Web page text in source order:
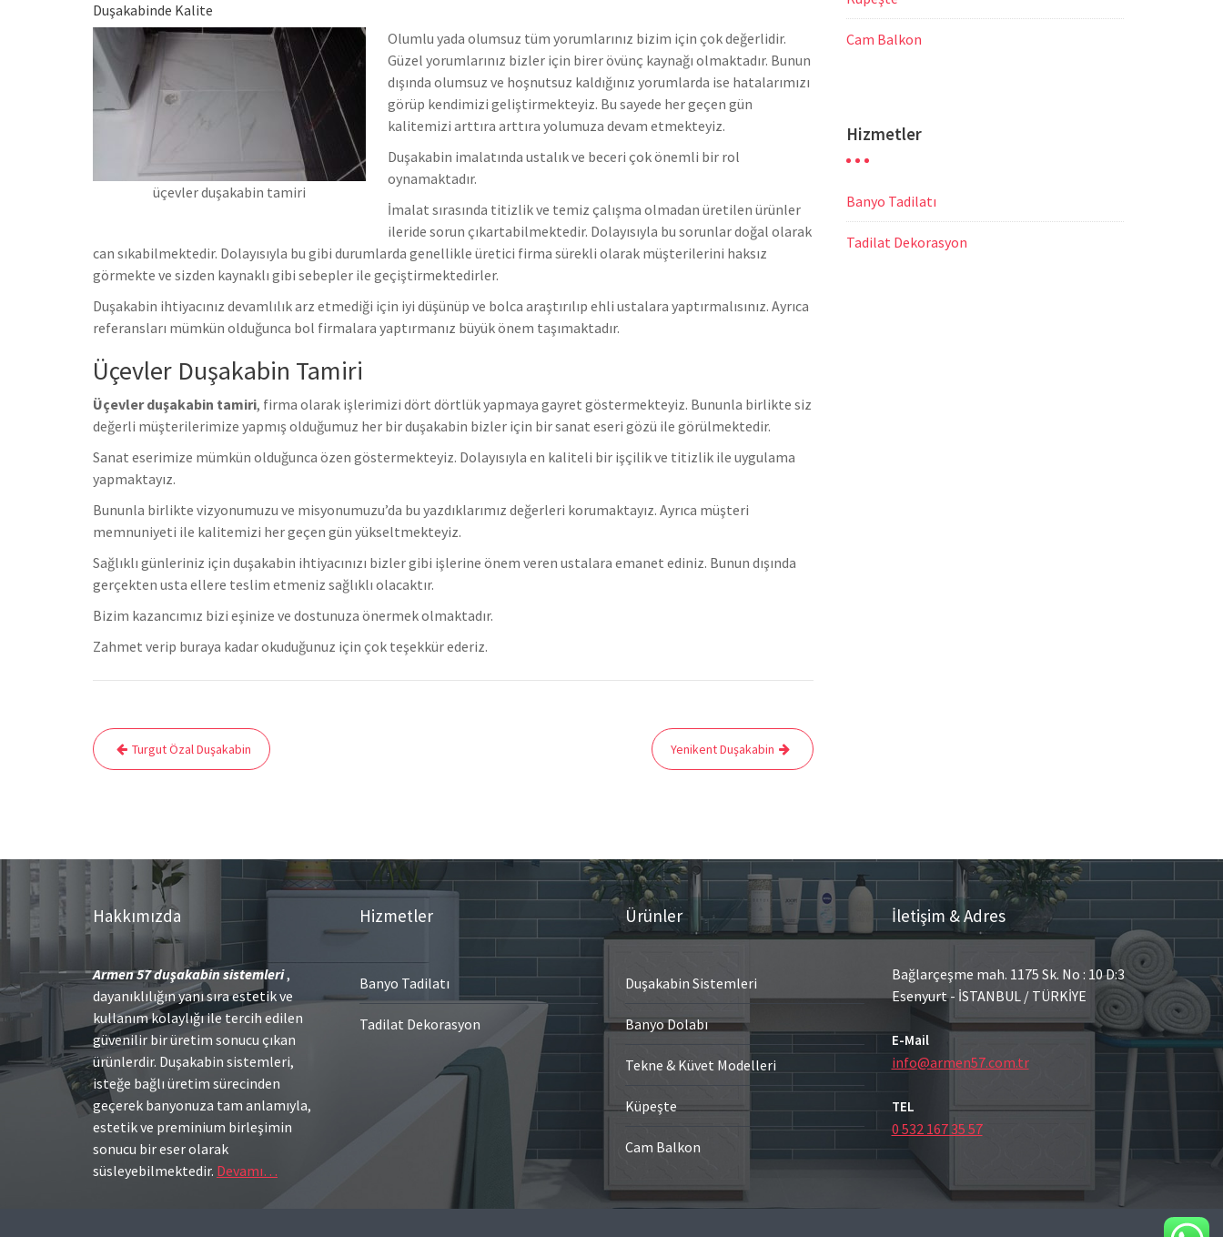
Duşakabinde Kalite
üçevler duşakabin tamiri
Olumlu yada olumsuz tüm yorumlarınız bizim için çok değerlidir.
Güzel yorumlarınız bizler için birer övünç kaynağı olmaktadır. Bunun
dışında olumsuz ve hoşnutsuz kaldığınız yorumlarda ise hatalarımızı
görüp kendimizi geliştirmekteyiz. Bu sayede her geçen gün
kalitemizi arttıra arttıra yolumuza devam etmekteyiz.
Duşakabin imalatında ustalık ve beceri çok önemli bir rol
oynamaktadır.
İmalat sırasında titizlik ve temiz çalışma olmadan üretilen ürünler
ileride sorun çıkartabilmektedir. Dolayısıyla bu sorunlar doğal olarak
can sıkabilmektedir. Dolayısıyla bu gibi durumlarda genellikle üretici firma sürekli olarak müşterilerini haksız
görmekte ve sizden kaynaklı gibi sebepler ile geçiştirmektedirler.
Duşakabin ihtiyacınız devamlılık arz etmediği için iyi düşünüp ve bolca araştırılıp ehli ustalara yaptırmalısınız. Ayrıca
referansları mümkün olduğunca bol firmalara yaptırmanız büyük önem taşımaktadır.
Üçevler Duşakabin Tamiri
Üçevler duşakabin tamiri, firma olarak işlerimizi dört dörtlük yapmaya gayret göstermekteyiz. Bununla birlikte siz
değerli müşterilerimize yapmış olduğumuz her bir duşakabin bizler için bir sanat eseri gözü ile görülmektedir.
Sanat eserimize mümkün olduğunca özen göstermekteyiz. Dolayısıyla en kaliteli bir işçilik ve titizlik ile uygulama
yapmaktayız.
Bununla birlikte vizyonumuzu ve misyonumuzu’da bu yazdıklarımız değerleri korumaktayız. Ayrıca müşteri
memnuniyeti ile kalitemizi her geçen gün yükseltmekteyiz.
Sağlıklı günleriniz için duşakabin ihtiyacınızı bizler gibi işlerine önem veren ustalara emanet ediniz. Bunun dışında
gerçekten usta ellere teslim etmeniz sağlıklı olacaktır.
Bizim kazancımız bizi eşinize ve dostunuza önermek olmaktadır.
Zahmet verip buraya kadar okuduğunuz için çok teşekkür ederiz.
Yazı
gezinmesi
Turgut Özal Duşakabin Yenikent Duşakabin
Cam Balkon
Hizmetler
Banyo Tadilatı
Tadilat Dekorasyon
Hakkımızda
Armen 57duşakabin sistemleri,
dayanıklılığın yanı sıra estetik ve
kullanım kolaylığı ile tercih edilen
güvenilir bir üretim sonucu çıkan
ürünlerdir. Duşakabin sistemleri,
isteğe bağlı üretim sürecinden
geçerek banyonuza tam anlamıyla,
estetik ve preminium birleşimin
sonucu bir eser olarak
süsleyebilmektedir. Devamı…
Hizmetler
Banyo Tadilatı
Tadilat Dekorasyon
Ürünler
Duşakabin Sistemleri
Banyo Dolabı
Tekne & Küvet Modelleri
Küpeşte
Cam Balkon
İletişim & Adres
Bağlarçeşme mah. 1175 Sk. No : 10 D:3
Esenyurt - İSTANBUL / TÜRKİYE
E-Mail
info@armen57.com.tr
TEL
0 532 167 35 57